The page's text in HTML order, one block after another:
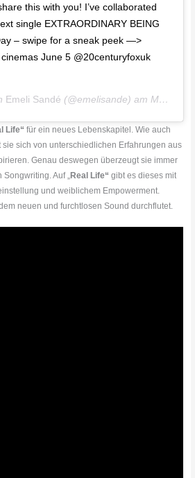
this with you! I’ve collaborated
single EXTRAORDINARY BEING
– swipe for a sneak peek —>
June 5 @20centuryfoxuk
Emeli Sandé (@emelisande) am Mai 13, 2019 um 9:01 PDT
Life“ für ein neues Lebenskapitel. Wie auch
sie sich von unterschiedlichen Erfahrungen aus
Genau deswegen überzeugt sie immer
Auf „Real Life“ gibt es dieses mit
und weiblichem Empowerment.
neuen und furchtlosen Sound durchflutet.